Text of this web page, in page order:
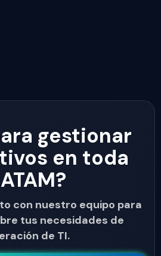
gestionar
en toda
con nuestro equipo para
tus necesidades de
de TI.